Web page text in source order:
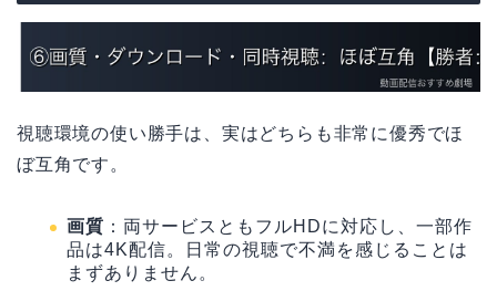
視聴環境の使い勝手は、実はどちらも非常に優秀でほ
ぼ互角です。
画質 ：両サービスともフルHDに対応し、一部作
品は4K配信。日常の視聴で不満を感じることは
まずありません。